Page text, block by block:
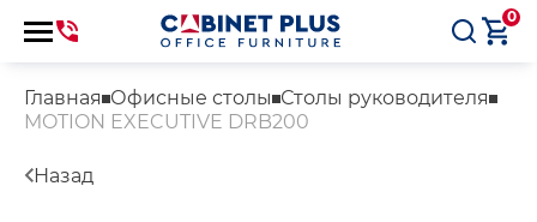
0
Главная Офисные столы Столы руководителя
MOTION EXECUTIVE DRB200
Назад